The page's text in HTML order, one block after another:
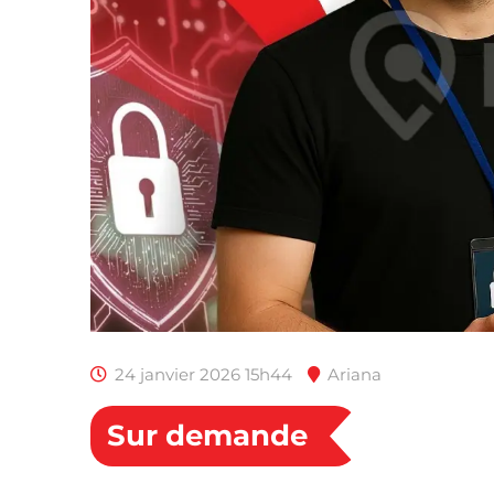
24 janvier 2026 15h44 Ariana
Sur demande